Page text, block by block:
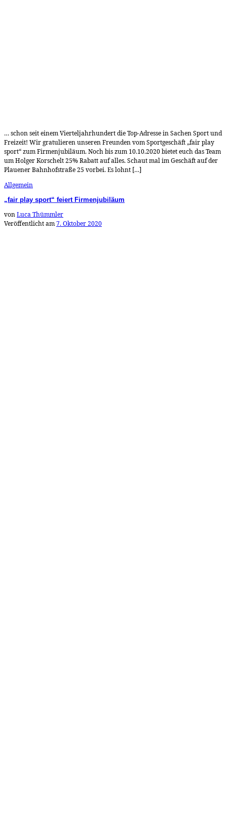
… schon seit einem Vierteljahrhundert die Top-Adresse in Sachen Sport und
Freizeit! Wir gratulieren unseren Freunden vom Sportgeschäft „fair play
sport“ zum Firmenjubiläum. Noch bis zum 10.10.2020 bietet euch das Team
um Holger Korschelt 25% Rabatt auf alles. Schaut mal im Geschäft auf der
Plauener Bahnhofstraße 25 vorbei. Es lohnt […]
Allgemein
„fair play sport“ feiert Firmenjubiläum
vonLuca Thümmler
Veröffentlicht am7. Oktober 2020